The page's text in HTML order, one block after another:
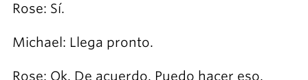
Rose: Sí.
Michael: Llega pronto.
Rose: Ok. De acuerdo. Puedo hacer eso.